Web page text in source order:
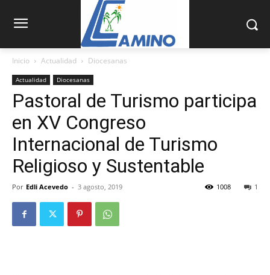
Inicio Actualidad Diocesanas
Actualidad Diocesanas
Pastoral de Turismo participa
en XV Congreso
Internacional de Turismo
Religioso y Sustentable
Por Edli Acevedo - 3 agosto, 2019 1
1008